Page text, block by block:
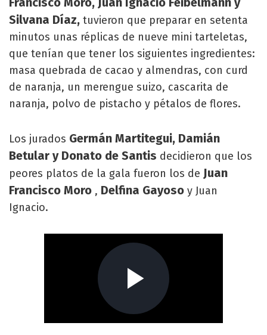
Silvana Díaz, tuvieron que preparar en setenta
minutos unas réplicas de nueve mini tarteletas,
que tenían que tener los siguientes ingredientes:
masa quebrada de cacao y almendras, con curd
de naranja, un merengue suizo, cascarita de
naranja, polvo de pistacho y pétalos de flores.
Los jurados Germán Martitegui, Damián
Betular y Donato de Santis decidieron que los
peores platos de la gala fueron los de Juan
Francisco Moro , Delfina Gayoso y Juan
Ignacio.